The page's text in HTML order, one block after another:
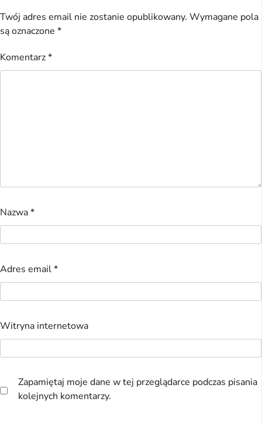
Twój adres email nie zostanie opublikowany. Wymagane pola
są oznaczone *
Komentarz*
Nazwa*
Adres email*
Witryna internetowa
Zapamiętaj moje dane w tej przeglądarce podczas pisania
kolejnych komentarzy.